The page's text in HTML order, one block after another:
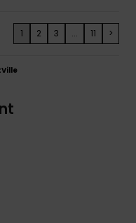
1 2 3 ... 11 >